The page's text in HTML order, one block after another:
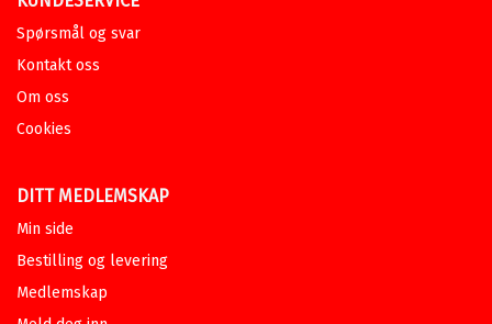
Spørsmål og svar
Kontakt oss
Om oss
Cookies
DITT MEDLEMSKAP
Min side
Bestilling og levering
Medlemskap